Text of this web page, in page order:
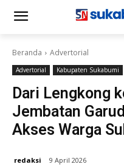
Beranda Advertorial
Advertorial Kabupaten Sukabumi
Dari Lengkong
Jembatan
Akses Warga
redaksi 9 April 2026